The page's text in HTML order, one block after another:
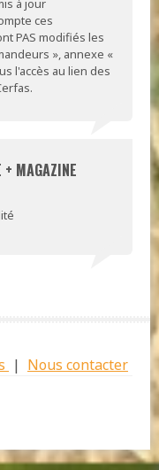
à jour
ces
PAS modifiés les
», annexe «
l'accès au lien des
MAGAZINE
| Nous contacter